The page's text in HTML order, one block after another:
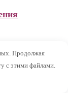
Продолжая
с этими файлами.